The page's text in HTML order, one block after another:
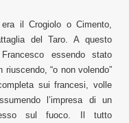
il Crogiolo o Cimento,
del Taro. A questo
essendo stato
“o non volendo”
sui francesi, volle
l’impresa di un
sul fuoco. Il tutto